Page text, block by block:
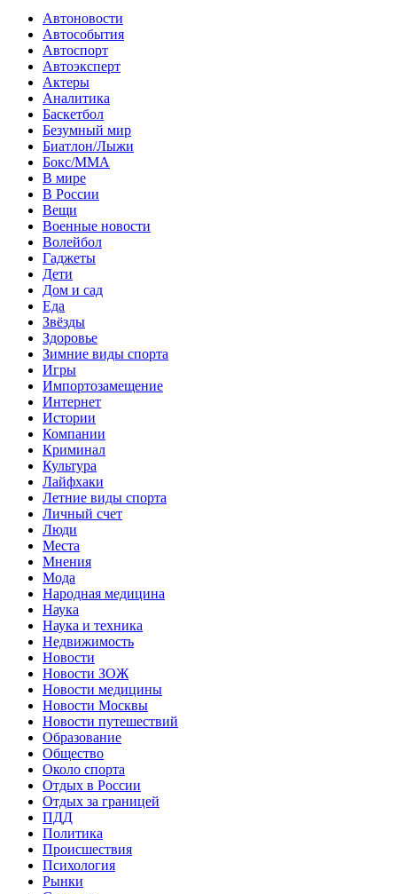
Автоновости
Автособытия
Автоспорт
Автоэксперт
Актеры
Аналитика
Баскетбол
Безумный мир
Биатлон/Лыжи
Бокс/MMA
В мире
В России
Вещи
Военные новости
Волейбол
Гаджеты
Дети
Дом и сад
Еда
Звёзды
Здоровье
Зимние виды спорта
Игры
Импортозамещение
Интернет
Истории
Компании
Криминал
Культура
Лайфхаки
Летние виды спорта
Личный счет
Люди
Места
Мнения
Мода
Народная медицина
Наука
Наука и техника
Недвижимость
Новости
Новости ЗОЖ
Новости медицины
Новости Москвы
Новости путешествий
Образование
Общество
Около спорта
Отдых в России
Отдых за границей
ПДД
Политика
Происшествия
Психология
Рынки